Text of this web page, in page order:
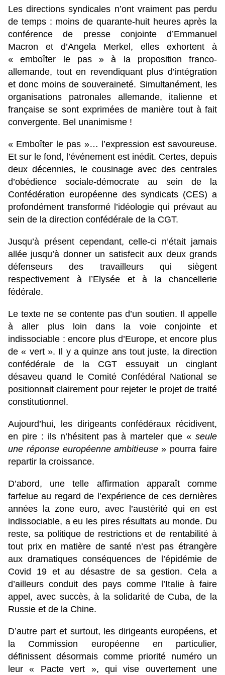
Les directions syndicales n’ont vraiment pas perdu
de temps : moins de quarante-huit heures après la
conférence de presse conjointe d’Emmanuel
Macron et d’Angela Merkel, elles exhortent à
« emboîter le pas » à la proposition franco-
allemande, tout en revendiquant plus d’intégration
et donc moins de souveraineté. Simultanément, les
organisations patronales allemande, italienne et
française se sont exprimées de manière tout à fait
convergente. Bel unanimisme !
« Emboîter le pas »… l’expression est savoureuse.
Et sur le fond, l’événement est inédit. Certes, depuis
deux décennies, le cousinage avec des centrales
d’obédience sociale-démocrate au sein de la
Confédération européenne des syndicats (CES) a
profondément transformé l’idéologie qui prévaut au
sein de la direction confédérale de la CGT.
Jusqu’à présent cependant, celle-ci n’était jamais
allée jusqu’à donner un satisfecit aux deux grands
défenseurs des travailleurs qui siègent
respectivement à l’Elysée et à la chancellerie
fédérale.
Le texte ne se contente pas d’un soutien. Il appelle
à aller plus loin dans la voie conjointe et
indissociable : encore plus d’Europe, et encore plus
de « vert ». Il y a quinze ans tout juste, la direction
confédérale de la CGT essuyait un cinglant
désaveu quand le Comité Confédéral National se
positionnait clairement pour rejeter le projet de traité
constitutionnel.
Aujourd’hui, les dirigeants confédéraux récidivent,
en pire : ils n’hésitent pas à marteler que « seule
une réponse européenne ambitieuse» pourra faire
repartir la croissance.
D’abord, une telle affirmation apparaît comme
farfelue au regard de l’expérience de ces dernières
années la zone euro, avec l’austérité qui en est
indissociable, a eu les pires résultats au monde. Du
reste, sa politique de restrictions et de rentabilité à
tout prix en matière de santé n’est pas étrangère
aux dramatiques conséquences de l’épidémie de
Covid 19 et au désastre de sa gestion. Cela a
d’ailleurs conduit des pays comme l’Italie à faire
appel, avec succès, à la solidarité de Cuba, de la
Russie et de la Chine.
D’autre part et surtout, les dirigeants européens, et
la Commission européenne en particulier,
définissent désormais comme priorité numéro un
leur « Pacte vert », qui vise ouvertement une